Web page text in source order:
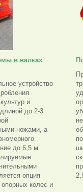
в валках
устройство
и
до 2-3
ножами, а
до 6,5 м
опция
колес и